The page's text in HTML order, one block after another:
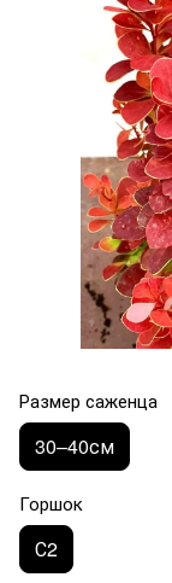
Размер саженца
30–40см
Горшок
С2